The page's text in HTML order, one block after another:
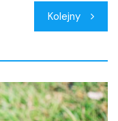
Kolejny